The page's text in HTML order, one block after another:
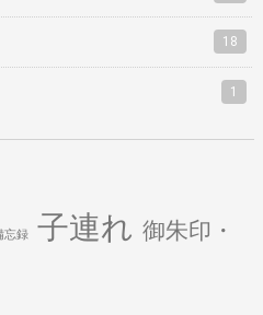
18
1
忘録 子連れ 御朱印・